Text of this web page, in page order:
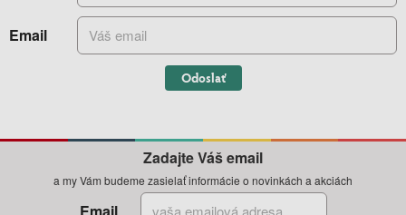
Email
Odoslať
Zadajte Váš email
a my Vám budeme zasielať informácie o novinkách a akciách
Email